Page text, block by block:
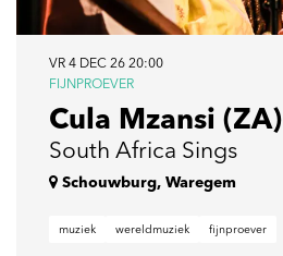
Cula Mzansi (ZA)
South Africa Sings
FIJNPROEVER
VR 4 DEC 26 20:00
Schouwburg, Waregem
muziek wereldmuziek fijnproever